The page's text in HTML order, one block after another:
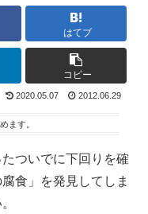
はてブ
コピー
2020.05.07 2012.06.29
ます。
ついでに下回りを確
食」を発見してしま